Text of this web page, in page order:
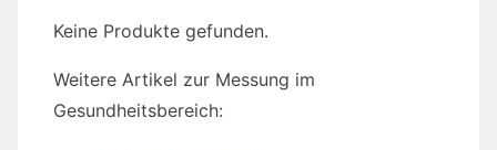
Keine Produkte gefunden.
Weitere Artikel zur Messung im
Gesundheitsbereich: